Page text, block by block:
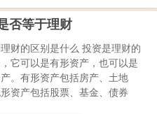
否等于理财
财的区别是什么 投资是理财的
它可以是有形资产，也可以是
。有形资产包括房产、土地
资产包括股票、基金、债券